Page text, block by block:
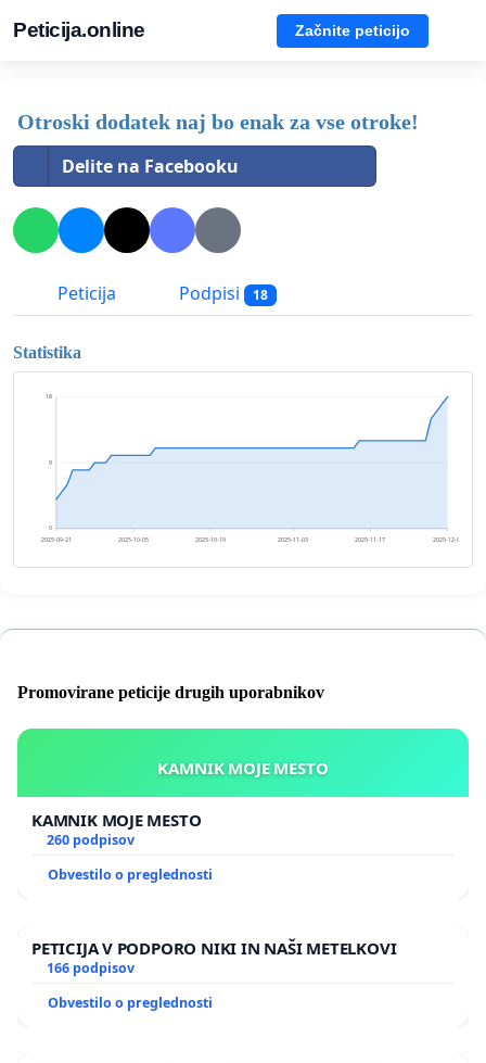
Peticija.online Začnite peticijo
Otroski dodatek naj bo enak za vse otroke!
Delite na Facebooku
Peticija Podpisi 18
Statistika
0
9
18
2025-09-21 2025-10-05 2025-10-19 2025-11-03 2025-11-17 2025-12-01
Promovirane peticije drugih uporabnikov
KAMNIK MOJE MESTO
KAMNIK MOJE MESTO
260 podpisov
Obvestilo o preglednosti
PETICIJA V PODPORO NIKI IN NAŠI METELKOVI
166 podpisov
Obvestilo o preglednosti